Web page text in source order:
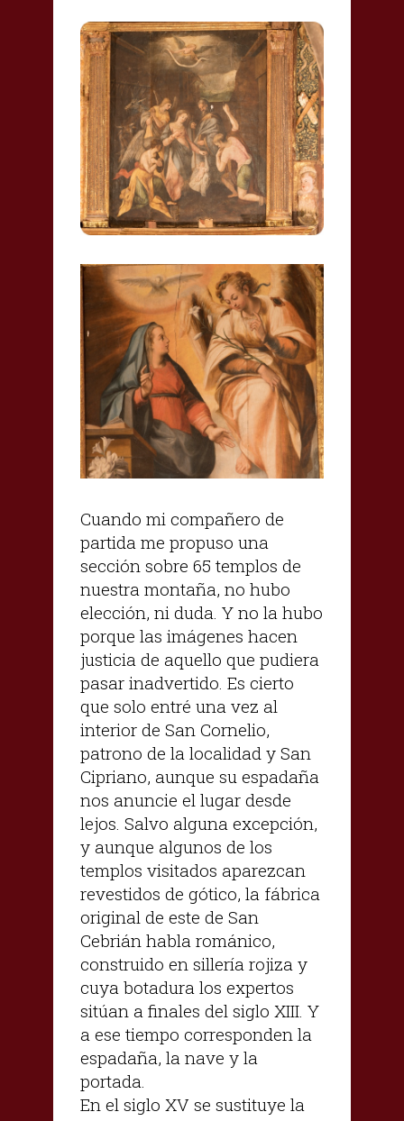
Cuando mi compañero de
partida me propuso una
sección sobre 65 templos de
nuestra montaña, no hubo
elección, ni duda. Y no la hubo
porque las imágenes hacen
justicia de aquello que pudiera
pasar inadvertido. Es cierto
que solo entré una vez al
interior de San Cornelio,
patrono de la localidad y San
Cipriano, aunque su espadaña
nos anuncie el lugar desde
lejos. Salvo alguna excepción,
y aunque algunos de los
templos visitados aparezcan
revestidos de gótico, la fábrica
original de este de San
Cebrián habla románico,
construido en sillería rojiza y
cuya botadura los expertos
sitúan a finales del siglo XIII. Y
a ese tiempo corresponden la
espadaña, la nave y la
portada.
En el siglo XV se sustituye la